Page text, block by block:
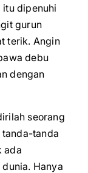
itu dipenuhi
gurun
terik. Angin
debu
dengan
seorang
tanda
ada
Hanya